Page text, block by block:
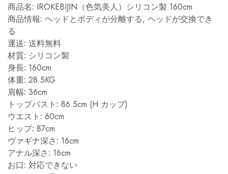
商品名: IROKEBIJIN（色気美人）シリコン製 160cm
商品情報: ヘッドとボディが分離する, ヘッドが交換でき
る
運送: 送料無料
材質: シリコン製
身長: 160cm
体重: 28.5KG
肩幅: 36cm
トップバスト: 86.5cm (H カップ)
ウエスト: 60cm
ヒップ: 87cm
ヴァギナ深さ: 16cm
アナル深さ: 16cm
お口: 対応できない